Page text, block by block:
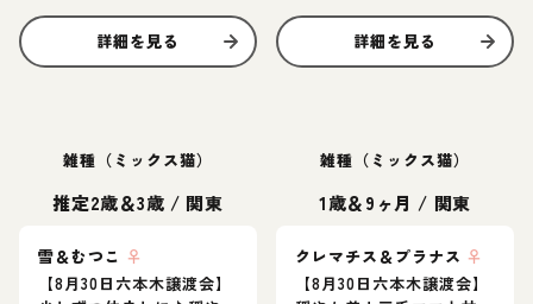
詳細を見る
詳細を見る
雑種（ミックス猫）
推定2歳＆3歳 / 関東
雪＆むつこ ♀
【8月30日六本木譲渡会】
雑種（ミックス猫）
1歳＆9ヶ月 / 関東
クレマチス＆プラナス ♀
【8月30日六本木譲渡会】